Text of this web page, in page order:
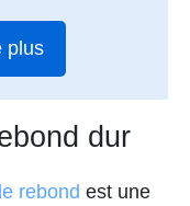
plus
dur
rebond est une